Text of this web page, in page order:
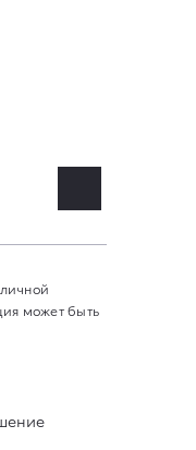
может быть